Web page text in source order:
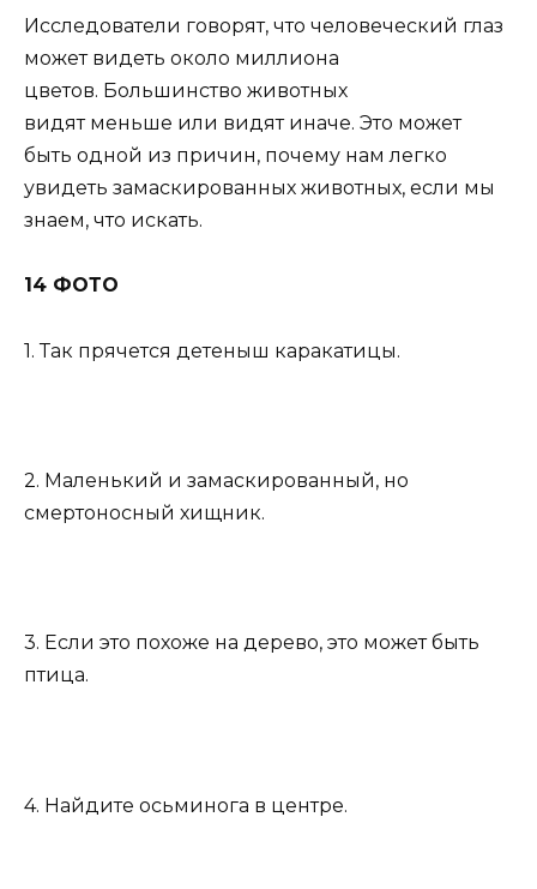
Исследователи говорят, что человеческий глаз
может видеть около миллиона
цветов. Большинство животных
видят меньше или видят иначе. Это может
быть одной из причин, почему нам легко
увидеть замаскированных животных, если мы
знаем, что искать.
14 ФОТО
1. Так прячется детеныш каракатицы.
2. Маленький и замаскированный, но
смертоносный хищник.
3. Если это похоже на дерево, это может быть
птица.
4. Найдите осьминога в центре.